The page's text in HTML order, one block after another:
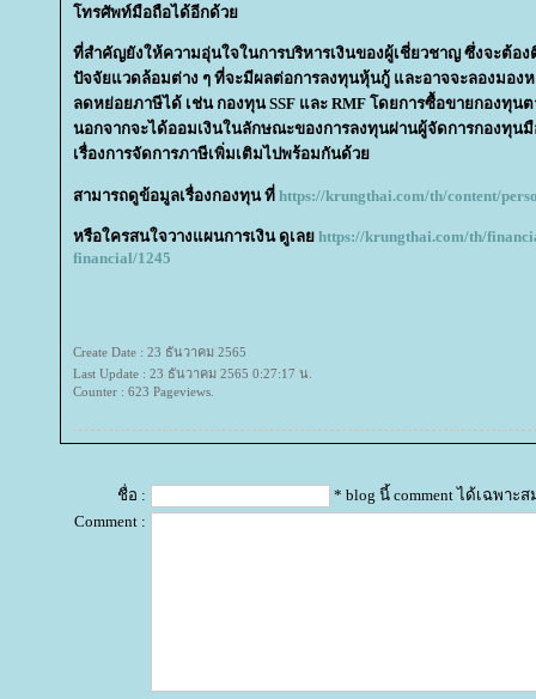
ทรศัพท์มือถือได้อีกด้ว
ที่สำคัญยังให้ความอุ่นใจในการบริหารเงินของผู้เชี่ยวชาญ ซึ่งจะต้อ
ปัจจัยแวดล้อมต่าง ๆ ที่จะมีผลต่อการลงทุนหุ้นกู้ และอาจจะลองมอง
ลดหย่อยภาษีได้ เช่น กองทุน SSF และ RMF โดยการซื้อขายกองทุน
นอกจากจะได้ออมเงินในลักษณะของการลงทุนผ่านผู้จัดการกองทุน
เรื่องการจัดการภาษีเพิ่มเติมไปพร้อมกันด้ว
สามารถดูข้อมูลเรื่องกองทุน ที่ https://krungthai.com/th/content/
หรือใครสนใจวางแผนการเงิน ดูเล https://krungthai.com/th/
financial/1245
Create Date : 23 ธันวาคม 2565
Last Update : 23 ธันวาคม 2565 0:27:17 น.
Counter : 623 Pageviews.
ชื่อ :
* blog นี้ comment ได้เฉพาะ
Comment :